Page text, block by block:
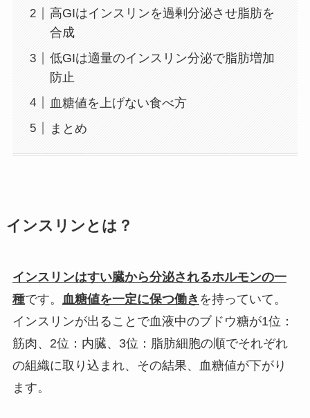
高GIはインスリンを過剰分泌させ脂肪を
合成
低GIは適量のインスリン分泌で脂肪増加
防止
血糖値を上げない食べ方
まとめ
インスリンとは？
インスリンはすい臓から分泌されるホルモンの一
種です。 血糖値を一定に保つ働き を持っていて。
インスリンが出ることで血液中のブドウ糖が1位：
筋肉、2位：内臓、3位：脂肪細胞の順でそれぞれ
の組織に取り込まれ、その結果、血糖値が下がり
ます。